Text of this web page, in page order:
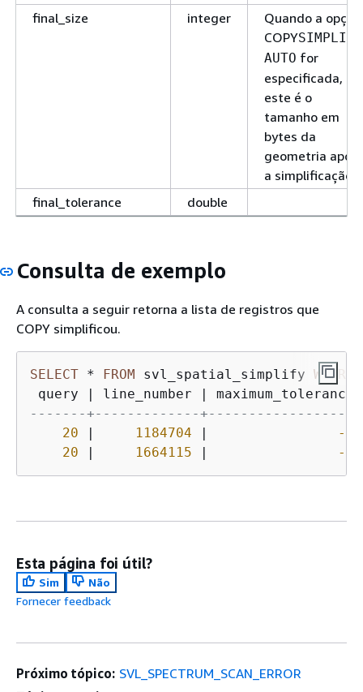
final_size
integer
Quando a opção
COPYSIMPLIFY
AUTO for
especificada,
este é o
tamanho em
bytes da
geometria após
a simplificação.
final_tolerance
double
Consulta de exemplo
A consulta a seguir retorna a lista de registros que
COPY simplificou.
SELECT * FROM svl_spatial_simplify WHERE
query
| line_number | maximum_tolerance
-------+-------------
20
| 1184704 | -1
20
| 1664115 | -1
Esta página foi útil?
Sim
Não
Fornecer feedback
Próximo tópico: SVL_SPECTRUM_SCAN_ERROR